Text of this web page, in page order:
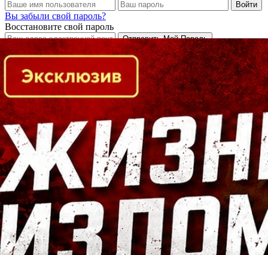
Вы забыли свой пароль?
Восстановите свой пароль
Кто есть кто в Байкальском регионе